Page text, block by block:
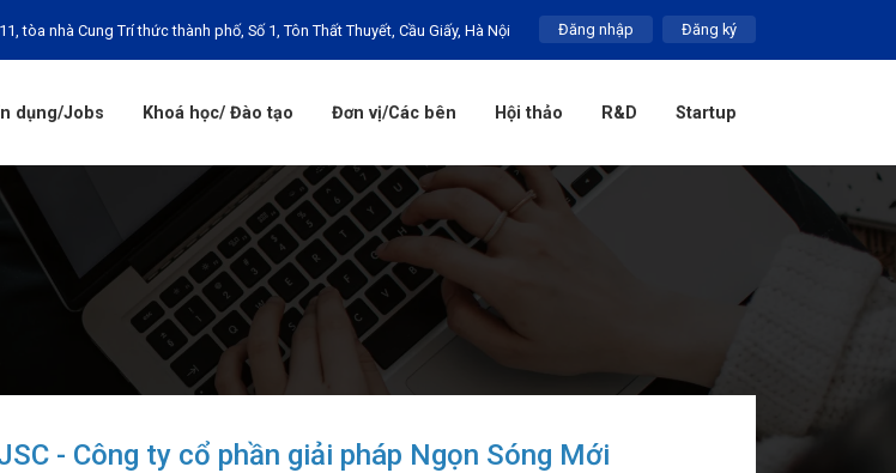
tòa nhà Cung Trí thức thành phố, Số 1, Tôn Thất Thuyết, Cầu Giấy, Hà Nội Đăng nhập Đăng ký
dụng/Jobs Khoá học/ Đào tạo Đơn vị/Các bên Hội thảo R&D Startup
- Công ty cổ phần giải pháp Ngọn Sóng Mới